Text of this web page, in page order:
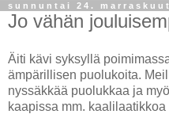
sunnuntai 24.
Jo vähän
Äiti kävi syksyllä
ämpärillisen puolukoita.
nyssäkkää puolukkaa ja
kaapissa mm.